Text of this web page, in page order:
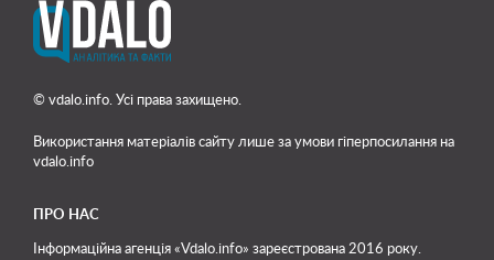
© vdalo.info. Усі права захищено.
Використання матеріалів сайту лише за умови гіперпосилання на
vdalo.info
ПРО НАС
Інформаційна агенція «Vdalo.info» зареєстрована 2016 року.